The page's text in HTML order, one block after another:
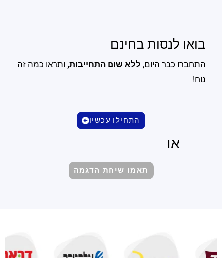
התחילו עכשיו
או
תאמו שיחת הדגמה
בואו לנסות בחינם
התחברו כבר היום, ללא שום התחייבות, ותראו כמה זה
נוח!